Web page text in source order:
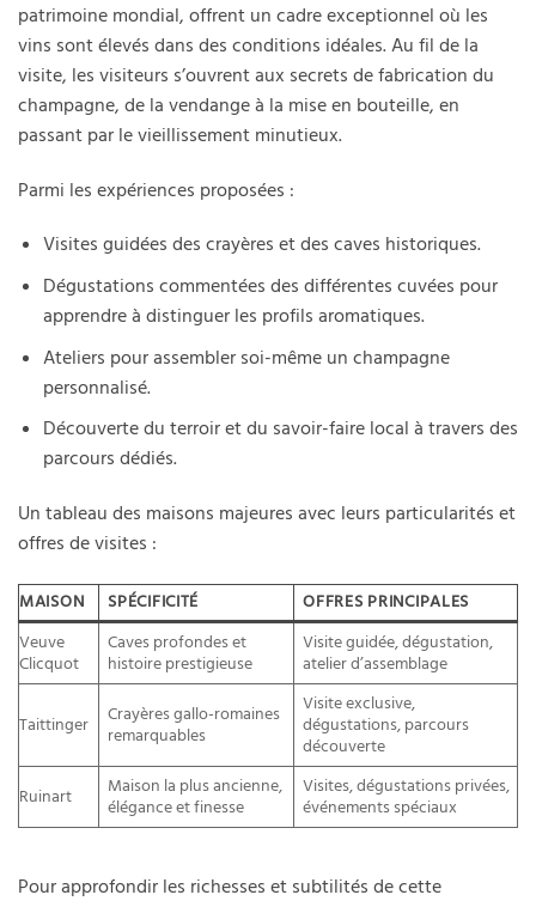
patrimoine mondial, offrent un cadre exceptionnel où les
vins sont élevés dans des conditions idéales. Au fil de la
visite, les visiteurs s’ouvrent aux secrets de fabrication du
champagne, de la vendange à la mise en bouteille, en
passant par le vieillissement minutieux.
Parmi les expériences proposées :
Visites guidées des crayères et des caves historiques.
Dégustations commentées des différentes cuvées pour
apprendre à distinguer les profils aromatiques.
Ateliers pour assembler soi-même un champagne
personnalisé.
Découverte du terroir et du savoir-faire local à travers des
parcours dédiés.
Un tableau des maisons majeures avec leurs particularités et
offres de visites :
MAISON SPÉCIFICITÉ
OFFRES PRINCIPALES
Veuve
Clicquot
Caves profondes et
histoire prestigieuse
Visite guidée, dégustation,
atelier d’assemblage
Taittinger
Crayères gallo-romaines
remarquables
Visite exclusive,
dégustations, parcours
découverte
Ruinart
Maison la plus ancienne,
élégance et finesse
Visites, dégustations privées,
événements spéciaux
Pour approfondir les richesses et subtilités de cette